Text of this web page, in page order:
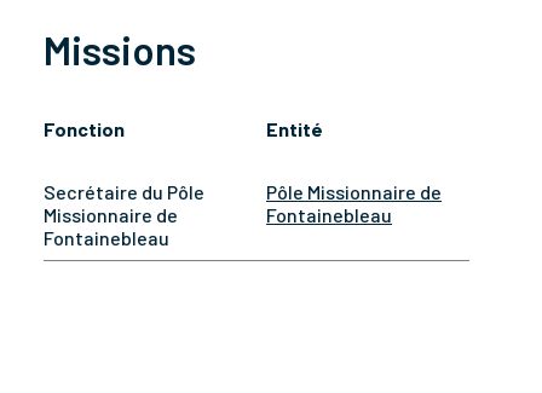
Missions
Fonction Entité
Secrétaire du Pôle
Missionnaire de
Fontainebleau
Pôle Missionnaire de
Fontainebleau